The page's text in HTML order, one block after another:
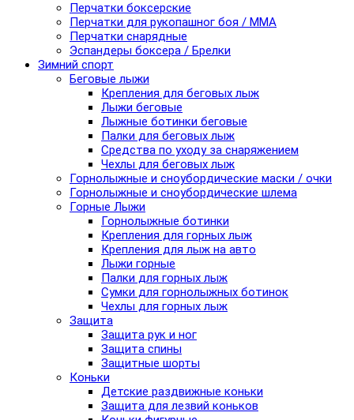
Перчатки боксерские
Перчатки для рукопашног боя / ММА
Перчатки снарядные
Эспандеры боксера / Брелки
Зимний спорт
Беговые лыжи
Крепления для беговых лыж
Лыжи беговые
Лыжные ботинки беговые
Палки для беговых лыж
Средства по уходу за снаряжением
Чехлы для беговых лыж
Горнолыжные и сноубордические маски / очки
Горнолыжные и сноубордические шлема
Горные Лыжи
Горнолыжные ботинки
Крепления для горных лыж
Крепления для лыж на авто
Лыжи горные
Палки для горных лыж
Сумки для горнолыжных ботинок
Чехлы для горных лыж
Защита
Защита рук и ног
Защита спины
Защитные шорты
Коньки
Детские раздвижные коньки
Защита для лезвий коньков